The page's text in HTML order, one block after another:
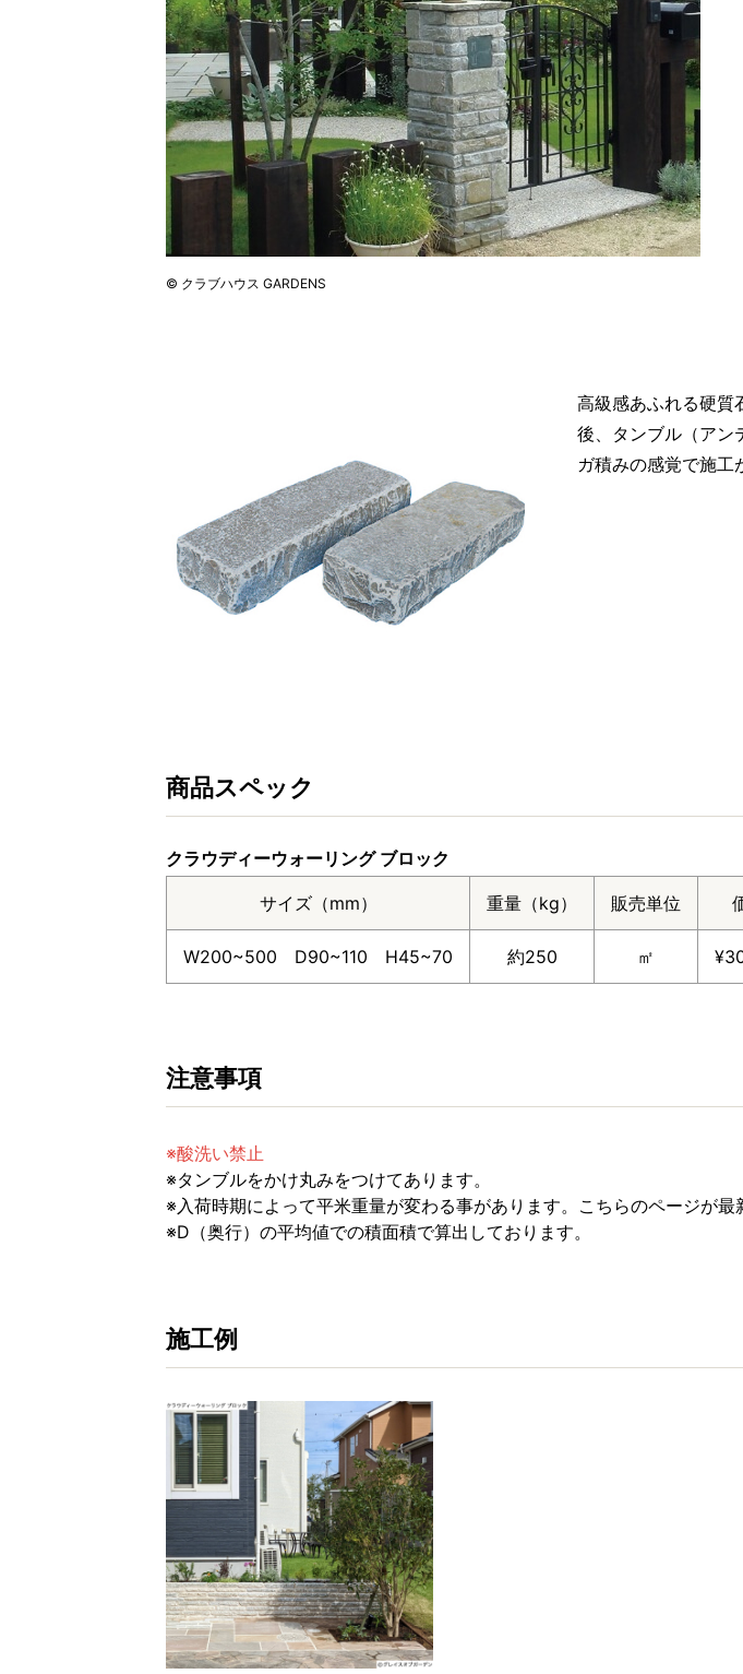
© クラブハウス GARDENS
高級感あふれる硬質
後、タンブル（アン
ガ積みの感覚で施工
商品スペック
クラウディーウォーリング ブロック
サイズ（mm） 重量（kg） 販売単位
W200~500 D90~110 H45~70 約250 ㎡
注意事項
※酸洗い禁止
※タンブルをかけ丸みをつけてあります。
※入荷時期によって平米重量が変わる事があります。こちらのページが最
※D（奥行）の平均値での積面積で算出しております。
施工例